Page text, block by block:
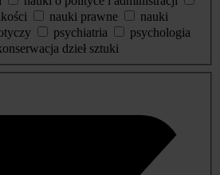
nauki prawne
nauki
psychiatria
psychologia
dzieł sztuki